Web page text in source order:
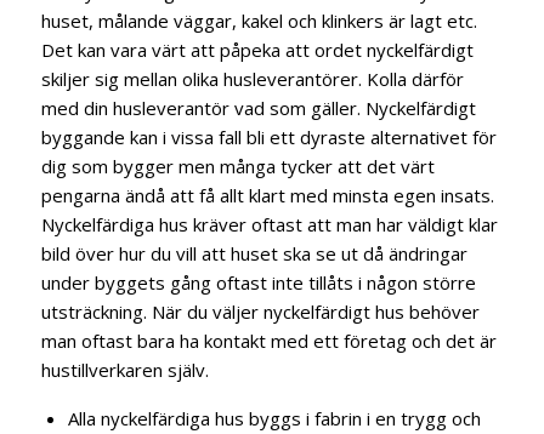
huset, målande väggar, kakel och klinkers är lagt etc.
Det kan vara värt att påpeka att ordet nyckelfärdigt
skiljer sig mellan olika husleverantörer. Kolla därför
med din husleverantör vad som gäller. Nyckelfärdigt
byggande kan i vissa fall bli ett dyraste alternativet för
dig som bygger men många tycker att det värt
pengarna ändå att få allt klart med minsta egen insats.
Nyckelfärdiga hus kräver oftast att man har väldigt klar
bild över hur du vill att huset ska se ut då ändringar
under byggets gång oftast inte tillåts i någon större
utsträckning. När du väljer nyckelfärdigt hus behöver
man oftast bara ha kontakt med ett företag och det är
hustillverkaren själv.
Alla nyckelfärdiga hus byggs i fabrin i en trygg och